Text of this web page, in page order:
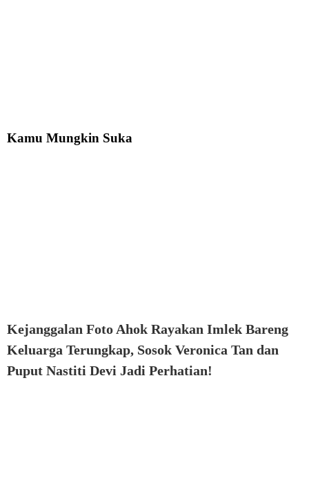
Kamu Mungkin Suka
Kejanggalan Foto Ahok Rayakan Imlek Bareng
Keluarga Terungkap, Sosok Veronica Tan dan
Puput Nastiti Devi Jadi Perhatian!